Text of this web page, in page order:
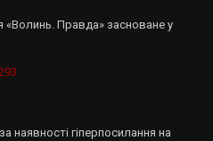
«Волинь. Правда» засноване у
наявності гіперпосилання на